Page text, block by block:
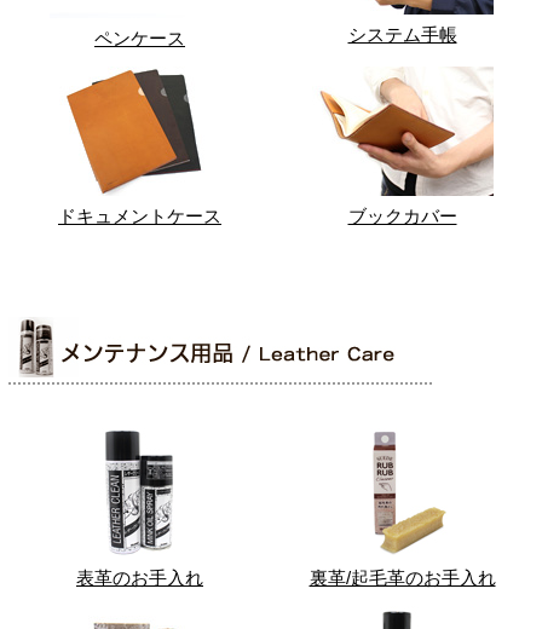
ペンケース システム手帳
ドキュメントケース ブックカバー
表革のお手入れ 裏革/起毛革のお手入れ